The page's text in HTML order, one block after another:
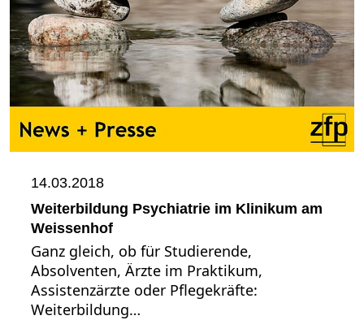
14.03.2018
Weiterbildung Psychiatrie im Klinikum am
Weissenhof
Ganz gleich, ob für Studierende,
Absolventen, Ärzte im Praktikum,
Assistenzärzte oder Pflegekräfte:
Weiterbildung…